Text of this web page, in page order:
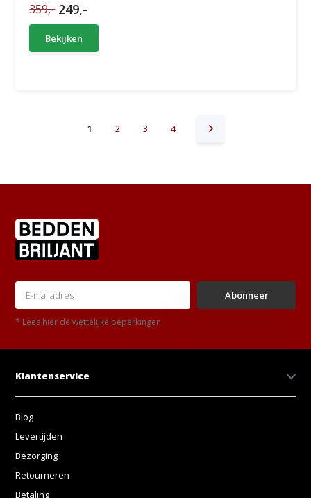
359,- 249,-
Bekijken
1 2 3 4
Abonneer
* Lees hier de wettelijke beperkingen
Klantenservice
Blog
Levertijden
Bezorging
Retourneren
Betaling